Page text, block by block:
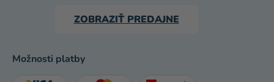
ZOBRAZIŤ PREDAJNE
Možnosti platby